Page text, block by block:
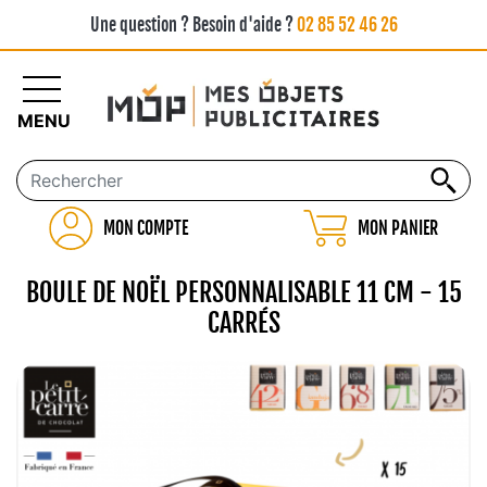
Une question ? Besoin d'aide ?02 85 52 46 26
MON COMPTE MON PANIER
MENU
BOULE DE NOËL PERSONNALISABLE 11 CM - 15
CARRÉS